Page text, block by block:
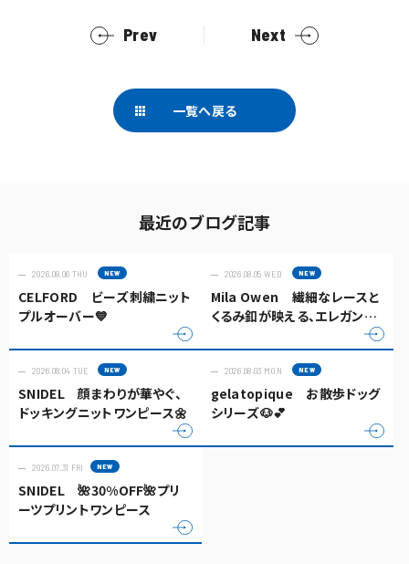
Prev Next
一覧へ戻る
最近のブログ記事
2026.08.06 THU
CELFORD ビーズ刺繍ニット
プルオーバー💙
2026.08.05 WED
Mila Owen 繊細なレースと
くるみ釦が映える、エレガント
2026.08.04 TUE
SNIDEL 顔まわりが華やぐ、
ドッキングニットワンピース🌼
2026.08.03 MON
gelatopique お散歩ドッグ
シリーズ🐶💕
2026.07.31 FRI
SNIDEL 🌺30%OFF🌺プリ
ーツプリントワンピース